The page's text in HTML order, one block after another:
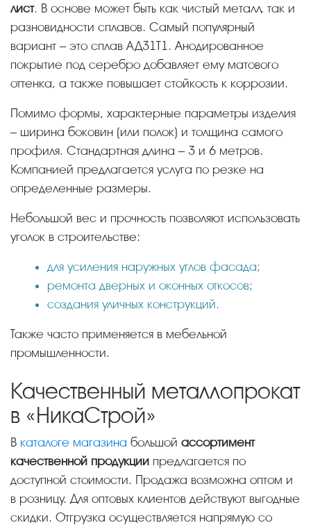
лист. В основе может быть как чистый металл, так и
разновидности сплавов. Самый популярный
вариант – это сплав АД31Т1. Анодированное
покрытие под серебро добавляет ему матового
оттенка, а также повышает стойкость к коррозии.
Помимо формы, характерные параметры изделия
– ширина боковин (или полок) и толщина самого
профиля. Стандартная длина – 3 и 6 метров.
Компанией предлагается услуга по резке на
определенные размеры.
Небольшой вес и прочность позволяют использовать
уголок в строительстве:
для усиления наружных углов фасада;
ремонта дверных и оконных откосов;
создания уличных конструкций.
Также часто применяется в мебельной
промышленности.
Качественный металлопрокат
в «НикаСтрой»
каталоге магазина большой ассортимент
качественной продукции предлагается по
доступной стоимости. Продажа возможна оптом и
в розницу. Для оптовых клиентов действуют выгодные
скидки. Отгрузка осуществляется напрямую со